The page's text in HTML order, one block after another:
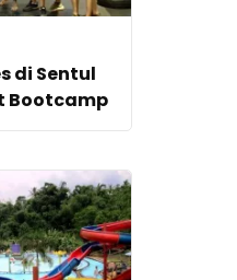
di Sentul
Bootcamp